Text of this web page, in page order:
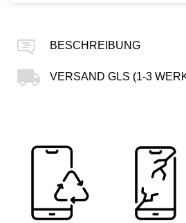
BESCHREIBUNG
VERSAND GLS (1-3